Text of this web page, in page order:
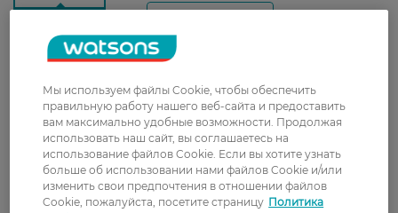
Новая почта
В отделение Новой почты - 99 грн, бесплатно
от 699 грн
Укрпочта
Мы используем файлы Cookie, чтобы обеспечить
правильную работу нашего веб-сайта и предоставить
вам максимально удобные возможности. Продолжая
использовать наш сайт, вы соглашаетесь на
использование файлов Cookie. Если вы хотите узнать
больше об использовании нами файлов Cookie и/или
изменить свои предпочтения в отношении файлов
Cookie, пожалуйста, посетите страницу Политика